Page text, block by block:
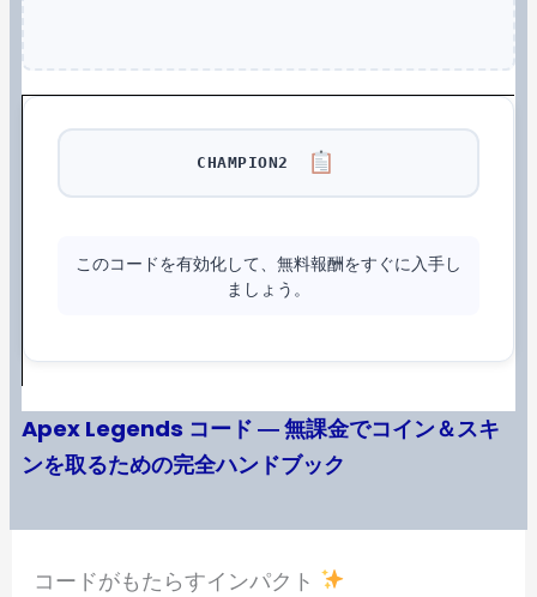
CHAMPION2
このコードを有効化して、無料報酬をすぐに入手し
ましょう。
Apex Legends コード ― 無課金でコイン＆スキ
ンを取るための完全ハンドブック
コードがもたらすインパクト